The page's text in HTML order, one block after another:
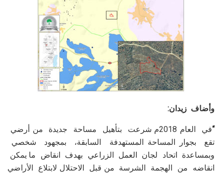
وأضاف زيدان:
“
في العام 2018م شرعت بتأهيل مساحة جديدة من أرضي
تقع بجوار المساحة المستهدفة السابقة، بمجهود شخصي
وبمساعدة اتحاد لجان العمل الزراعي بهدف انقاض ما يمكن
انقاضه من الهجمة الشرسة من قبل الاحتلال لابتلاع الأراضي